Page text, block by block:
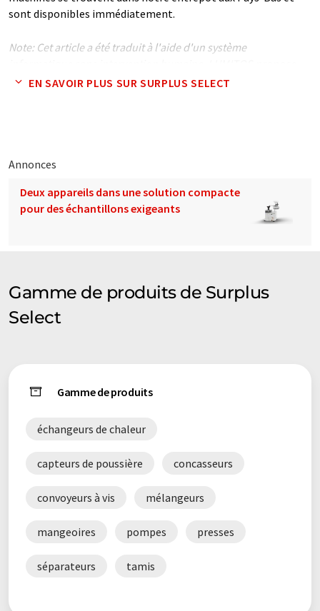
sont disponibles immédiatement.
Note: Cet article a été traduit à l'aide d'un système
ces traductions automatiques pour présenter un plus large
EN SAVOIR PLUS SUR SURPLUS SELECT
Annonces
Deux appareils dans une solution compacte
pour des échantillons exigeants
Gamme de produits de Surplus
Select
Gamme de produits
échangeurs de chaleur
capteurs de poussière concasseurs
convoyeurs à vis mélangeurs
mangeoires pompes presses
séparateurs tamis